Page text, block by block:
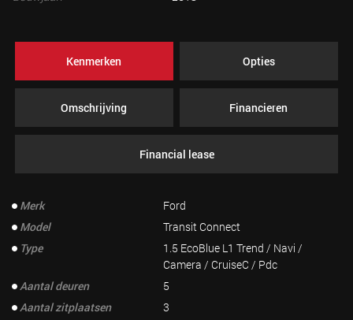
Kenmerken Opties
Omschrijving Financieren
Financial lease
Merk
Ford
Model
Transit Connect
Type
1.5 EcoBlue L1 Trend / Navi /
Camera / CruiseC / Pdc
Aantal deuren
5
Aantal zitplaatsen
3